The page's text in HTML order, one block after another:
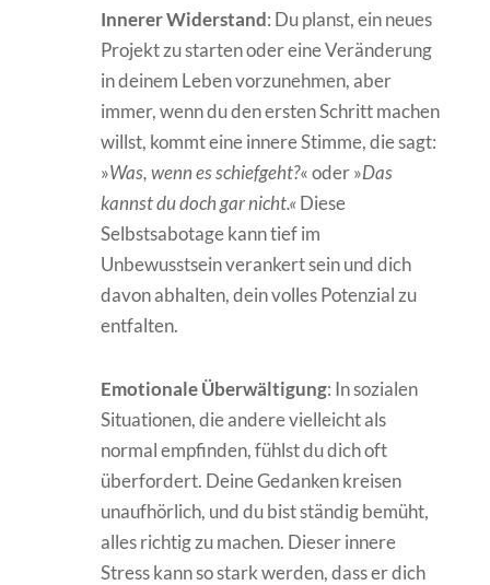
Innerer Widerstand: Du planst, ein neues
Projekt zu starten oder eine Veränderung
in deinem Leben vorzunehmen, aber
immer, wenn du den ersten Schritt machen
willst, kommt eine innere Stimme, die sagt:
»Was, wenn es schiefgeht?« oder »Das
kannst du doch gar nicht.«Diese
Selbstsabotage kann tief im
Unbewusstsein verankert sein und dich
davon abhalten, dein volles Potenzial zu
entfalten.
Emotionale Überwältigung: In sozialen
Situationen, die andere vielleicht als
normal empfinden, fühlst du dich oft
überfordert. Deine Gedanken kreisen
unaufhörlich, und du bist ständig bemüht,
alles richtig zu machen. Dieser innere
Stress kann so stark werden, dass er dich